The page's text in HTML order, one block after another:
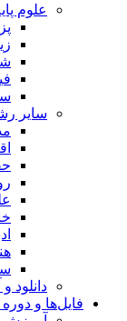
علوم پایه
شیمی
سایر
سایر رشته
اقتصاد
حقوق
علوم
خانه
ادبیات
هنر
سایر
دانلود و
فایل‌ها و دوره